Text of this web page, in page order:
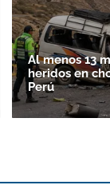
Al menos 13
heridos en
Perú